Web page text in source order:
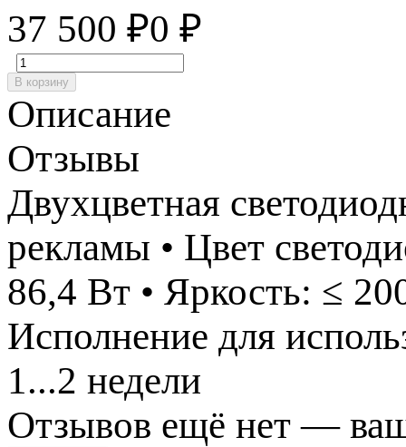
37 500 ₽0 ₽
В корзину
Описание
Отзывы
Двухцветная
рекламы • Цвет
86,4 Вт • Яркость: ≤
Исполнение для
1...2 недели
Отзывов ещё нет —